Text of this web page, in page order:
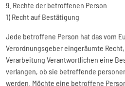
9. Rechte der betroffenen Person
1) Recht auf Bestätigung
Jede betroffene Person hat das vom
Verordnungsgeber eingeräumte
Verarbeitung Verantwortlichen eine
verlangen, ob sie betreffende
werden. Möchte eine betroffene